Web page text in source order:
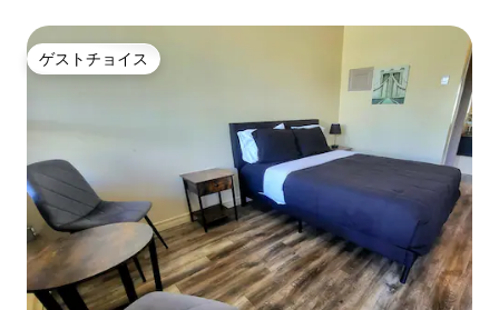
ゲストチョイス
ゲストチョイス